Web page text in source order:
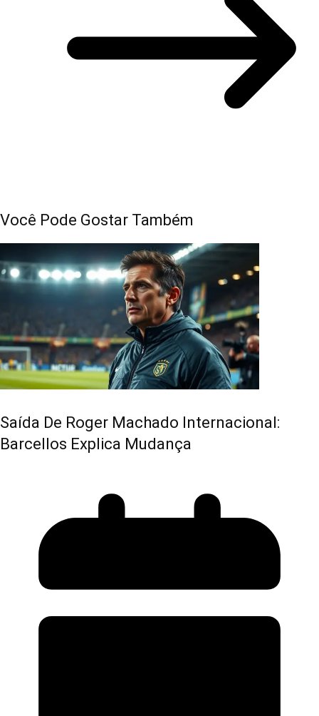
Você Pode Gostar Também
Saída De Roger Machado Internacional:
Barcellos Explica Mudança